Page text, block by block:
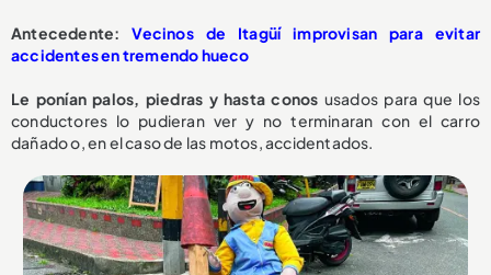
Antecedente:Vecinos de Itagüí improvisan para evitar
accidentes en tremendo hueco
Le ponían palos, piedras y hasta conos usados para que los
conductores lo pudieran ver y no terminaran con el carro
dañado o, en el caso de las motos, accidentados.